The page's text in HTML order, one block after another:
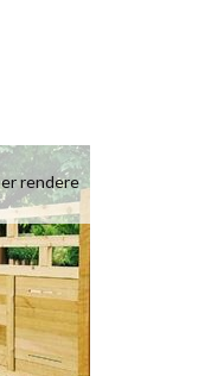
rendere